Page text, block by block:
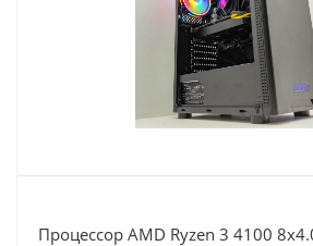
Процессор AMD Ryzen 3 4100